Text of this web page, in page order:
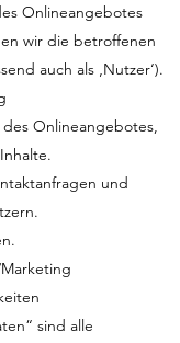
Onlineangebotes
wir die betroffenen
auch als ‚Nutzer‘).
Onlineangebotes,
und
sind alle